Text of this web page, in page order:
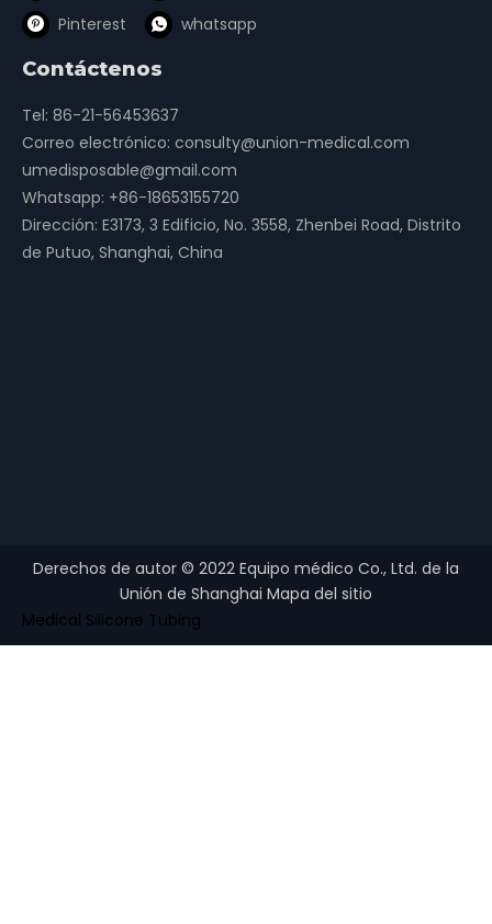
cuello y tórax
1 2 »
Férula de Pan de Descanso
Pinterest
whatsapp
Contáctenos
Tel: 86-21-56453637
Correo electrónico: consulty@union-medical.com
umedisposable@gmail.com
Whatsapp: +86-18653155720
Dirección: E3173, 3 Edificio, No. 3558, Zhenbei Road, Distrito
de Putuo, Shanghai, China
Derechos de autor © 2022 Equipo médico Co., Ltd. de la
Unión de Shanghai Mapa del sitio
Medical Silicone Tubing